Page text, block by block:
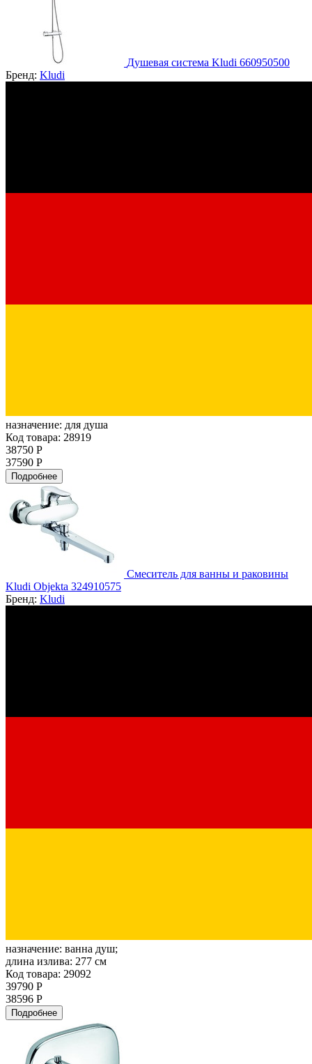
Душевая система Kludi 660950500
Бренд: Kludi
назначение: для душа
Код товара: 28919
38750 Р
37590 Р
Подробнее
Смеситель для ванны и раковины
Kludi Objekta 324910575
Бренд: Kludi
назначение: ванна душ;
длина излива: 277 см
Код товара: 29092
39790 Р
38596 Р
Подробнее